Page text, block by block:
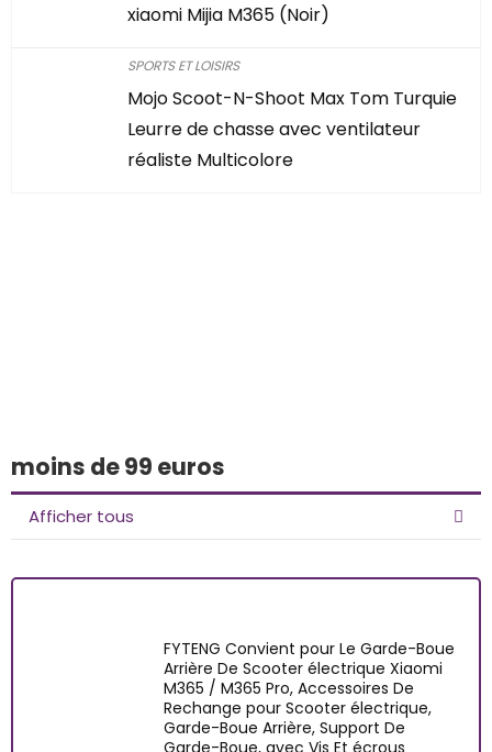
xiaomi Mijia M365 (Noir)
SPORTS ET LOISIRS
Mojo Scoot-N-Shoot Max Tom Turquie
Leurre de chasse avec ventilateur
réaliste Multicolore
moins de 99 euros
Afficher tous
FYTENG Convient pour Le Garde-Boue
Arrière De Scooter électrique Xiaomi
M365 / M365 Pro, Accessoires De
Rechange pour Scooter électrique,
Garde-Boue Arrière, Support De
Garde-Boue, avec Vis Et écrous